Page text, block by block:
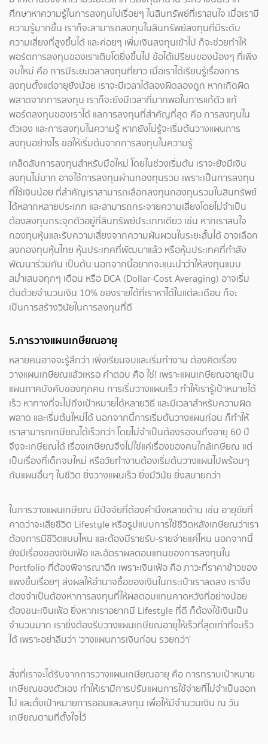
ศึกษาหาความรู้ในการลงทุนไปเรื่อยๆ ในสินทรัพย์ที่เราสนใจ เมื่อเรามี
ความรู้มากขึ้น เราก็จะสามารถลงทุนในสินทรัพย์ลงทุนที่มีระดับ
ความเสี่ยงที่สูงขึ้นได้ และค่อยๆ เพิ่มเงินลงทุนเข้าไป ก็จะช่วยทำให้
พอร์ตการลงทุนของเราเติบโตยิ่งขึ้นไป ข้อได้เปรียบของน้องๆ ที่เพิ่ง
จบใหม่ คือ การมีระยะเวลาลงทุนที่ยาว เมื่อเราได้เรียนรู้เรื่องการ
ลงทุนตั้งแต่อายุยังน้อย เราจะมีเวลาได้ลองผิดลองถูก หากเกิดผิด
พลาดจากการลงทุน เราก็จะยังมีเวลาที่มากพอในการแก้ตัว แก้
พอร์ตลงทุนของเราได้ แลการลงทุนที่สำคัญที่สุด คือ การลงทุนใน
ตัวเอง และการลงทุนในความรู้ หากยังไม่รู้จะเริ่มต้นวางแผนการ
ลงทุนอย่างไร ขอให้เริ่มต้นจากการลงทุนในความรู้
เคล็ดลับการลงทุนสำหรับมือใหม่ โดยในช่วงเริ่มต้น เราจะยังมีเงิน
ลงทุนไม่มาก อาจใช้การลงทุนผ่านกองทุนรวม เพราะเป็นการลงทุน
ที่ใช้เงินน้อย ที่สำคัญเราสามารถเลือกลงทุนกองทุนรวมในสินทรัพย์
ได้หลากหลายประเภท และสามารถกระจายความเสี่ยงโดยไม่จำเป็น
ต้องลงทุนกระจุกตัวอยู่ที่สินทรัพย์ประเภทเดียว เช่น หากเราสนใจ
กองทุนหุ้นและรับความเสี่ยงจากความผันผวนในระยะสั้นได้ อาจเลือก
ลงกองทุนหุ้นไทย หุ้นประเทศที่พัฒนาแล้ว หรือหุ้นประเทศที่กำลัง
พัฒนาร่วมกัน เป็นต้น นอกจากนี้อยากจะแนะนำว่าให้ลงทุนแบบ
สม่ำเสมอทุกๆ เดือน หรือ DCA (Dollar-Cost Averaging) อาจเริ่ม
ต้นด้วยจำนวนเงิน 10% ของรายได้ที่เราหาได้ในแต่ละเดือน ก็จะ
เป็นการสร้างวินัยในการลงทุนที่ดี
5.การวางแผนเกษียณอายุ
หลายคนอาจจะรู้สึกว่า เพิ่งเรียนจบและเริ่มทำงาน ต้องคิดเรื่อง
วางแผนเกษียณแล้วเหรอ คำตอบ คือ ใช่! เพราะแผนเกษียณอายุเป็น
แผนภาคบังคับของทุกคน การเริ่มวางแผนเร็ว ทำให้เรารู้เป้าหมายได้
เร็ว หาทางที่จะไปถึงเป้าหมายได้หลายวิธี และมีเวลาสำหรับความผิด
พลาด และเริ่มต้นใหม่ได้ นอกจากนี้การเริ่มต้นวางแผนก่อน ก็ทำให้
เราสามารถเกษียณได้เร็วกว่า โดยไม่จำเป็นต้องรอจนถึงอายุ 60 ปี
จึงจะเกษียณได้ เรื่องเกษียณจึงไม่ใช่แค่เรื่องของคนใกล้เกษียณ แต่
เป็นเรื่องที่เด็กจบใหม่ หรือวัยทำงานต้องเริ่มต้นวางแผนไปพร้อมๆ
กับแผนอื่นๆ ในชีวิต ยิ่งวางแผนเร็ว ยิ่งมีวินัย ยิ่งสบายกว่า
ในการวางแผนเกษียณ มีปัจจัยที่ต้องคำนึงหลายด้าน เช่น อายุขัยที่
คาดว่าจะเสียชีวิต Lifestyle หรือรูปแบบการใช้ชีวิตหลังเกษียณว่าเรา
ต้องการมีชีวิตแบบไหน และต้องมีรายรับ-รายจ่ายแค่ไหน นอกจากนี้
ยังมีเรื่องของเงินเฟ้อ และอัตราผลตอบแทนของการลงทุนใน
Portfolio ที่ต้องพิจารณาอีก เพราะเงินเฟ้อ คือ ภาวะที่ราคาข้าวของ
แพงขึ้นเรื่อยๆ ส่งผลให้อำนาจซื้อของเงินในกระเป๋าเราลดลง เราจึง
ต้องจำเป็นต้องหาการลงทุนที่ให้ผลตอบแทนคาดหวังที่อย่างน้อย
ต้องชนะเงินเฟ้อ ยิ่งหากเราอยากมี Lifestyle ที่ดี ก็ต้องใช้เงินเป็น
จำนวนมาก เรายิ่งต้องรีบวางแผนเกษียณอายุให้เร็วที่สุดเท่าที่จะเร็ว
ได้ เพราะอย่าลืมว่า ‘วางแผนการเงินก่อน รวยกว่า’
สิ่งที่เราจะได้รับจากการวางแผนเกษียณอายุ คือ การทราบเป้าหมาย
เกษียณของตัวเอง ทำให้เรามีการปรับแผนการใช้จ่ายที่ไม่จำเป็นออก
ไป และตั้งเป้าหมายการออมและลงทุน เพื่อให้มีจำนวนเงิน ณ วัน
เกษียณตามที่ตั้งใจไว้